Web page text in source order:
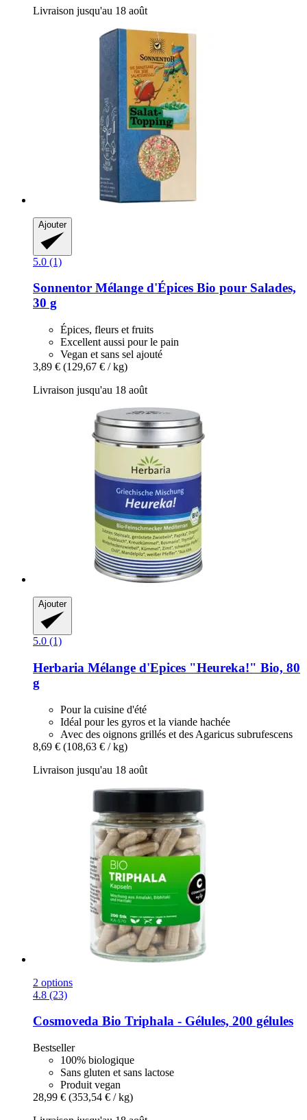
Livraison jusqu'au 18 août
Ajouter
5.0 (1)
Sonnentor Mélange d'Épices Bio pour Salades,
30 g
Épices, fleurs et fruits
Excellent aussi pour le pain
Vegan et sans sel ajouté
3,89 € (129,67 € / kg)
Livraison jusqu'au 18 août
Ajouter
5.0 (1)
Herbaria Mélange d'Epices "Heureka!" Bio, 80
g
Pour la cuisine d'été
Idéal pour les gyros et la viande hachée
Avec des oignons grillés et des Agaricus subrufescens
8,69 € (108,63 € / kg)
Livraison jusqu'au 18 août
2 options
4.8 (23)
Cosmoveda Bio Triphala -​ Gélules, 200 gélules
Bestseller
100% biologique
Sans gluten et sans lactose
Produit vegan
28,99 € (353,54 € / kg)